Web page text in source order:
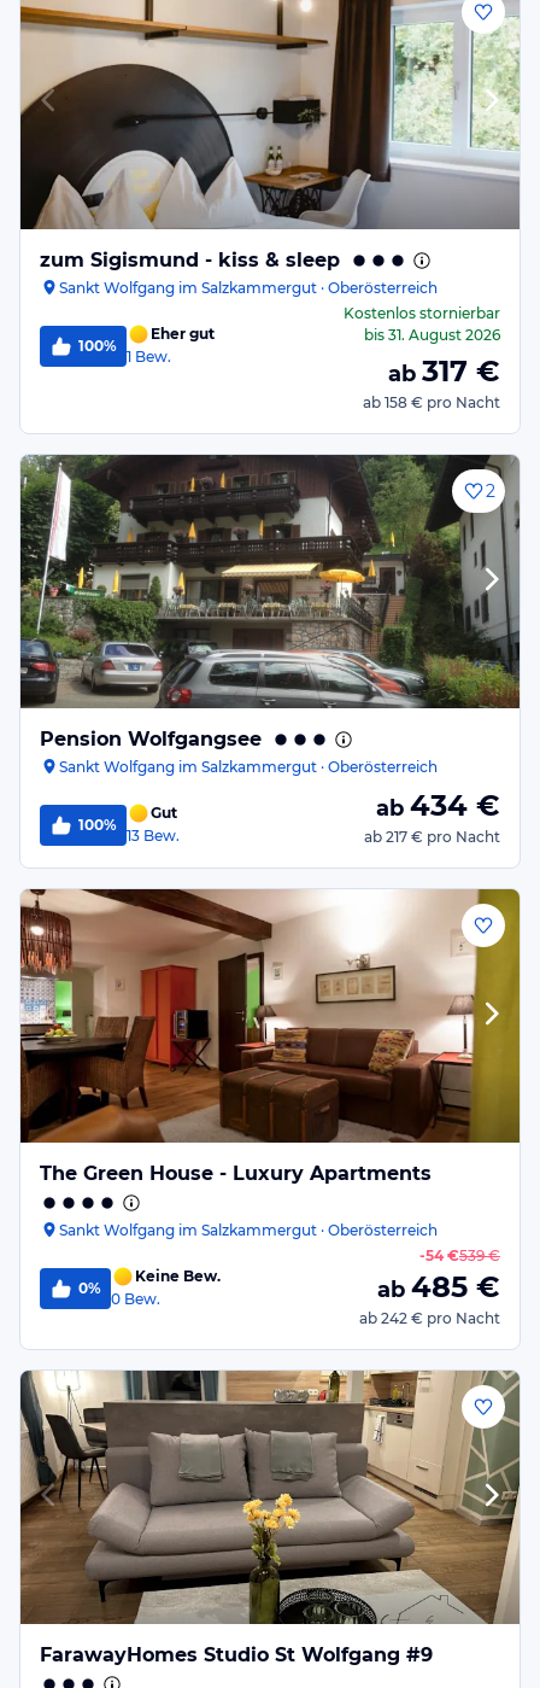
zum Sigismund - kiss & sleep
Sankt Wolfgang im Salzkammergut · Oberösterreich
100%
Eher gut
1 Bew.
Kostenlos stornierbar
bis 31. August 2026
ab 317 €
ab 158 € pro Nacht
2
Pension Wolfgangsee
Sankt Wolfgang im Salzkammergut · Oberösterreich
100%
Gut
13 Bew.
ab 434 €
ab 217 € pro Nacht
The Green House - Luxury Apartments
Sankt Wolfgang im Salzkammergut · Oberösterreich
0%
Keine Bew.
0 Bew.
-54 €539 €
ab 485 €
ab 242 € pro Nacht
FarawayHomes Studio St Wolfgang #9